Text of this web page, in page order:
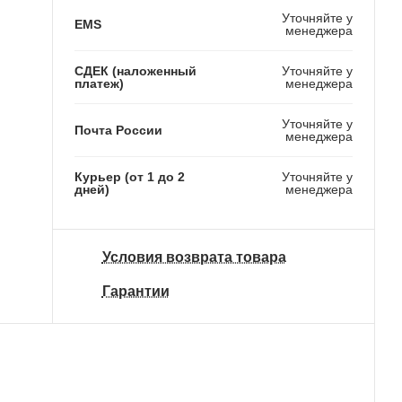
EMS
Уточняйте у
менеджера
СДЕК (наложенный
платеж)
Уточняйте у
менеджера
Почта России
Уточняйте у
менеджера
Курьер (от 1 до 2
дней)
Уточняйте у
менеджера
Условия возврата товара
Гарантии